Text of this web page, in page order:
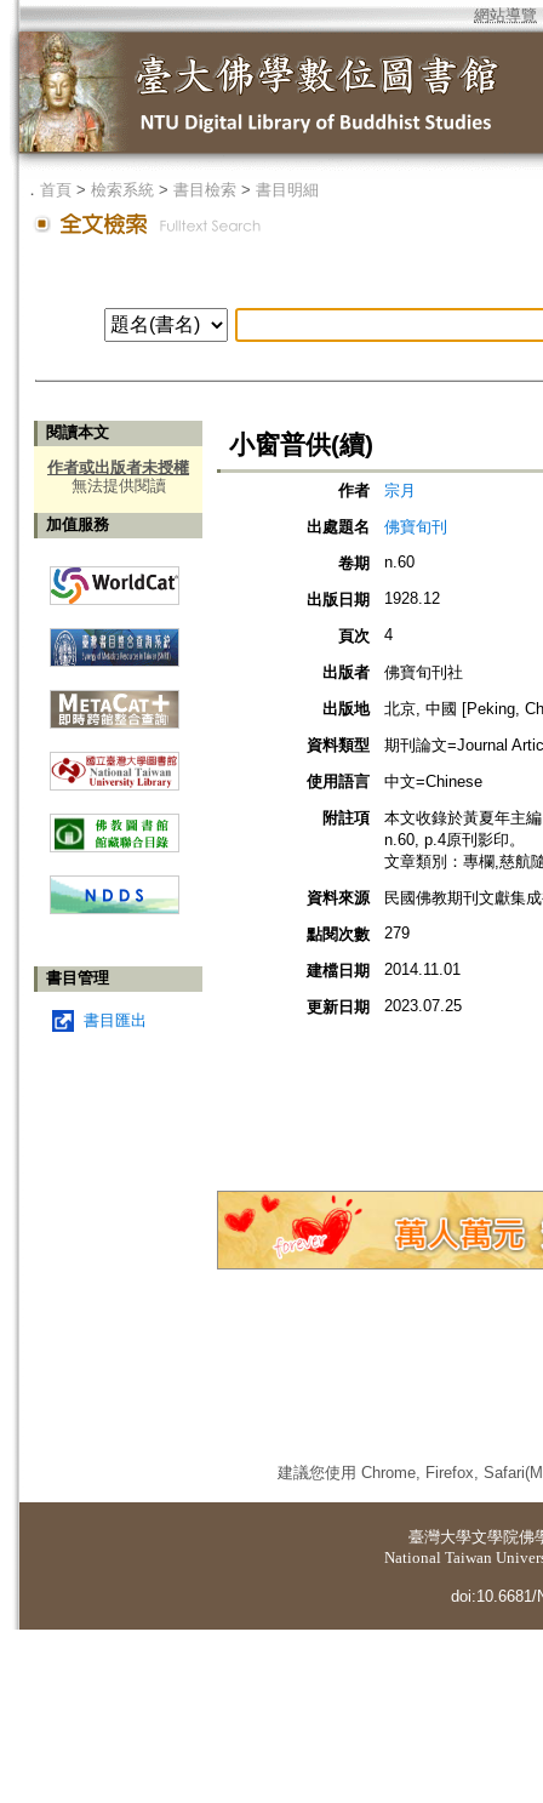
網站導覽
． 首頁 > 檢索系統 > 書目檢索 > 書目明細
閱讀本文
作者或出版者未授權
無法提供閱讀
加值服務
書目管理
書目匯出
小窗普供(續)
作者
宗月
出處題名
佛寶旬刊
卷期
n.60
出版日期 1928.12
頁次 4
出版者
佛寶旬刊社
出版地
北京, 中國 [Peking,
資料類型
期刊論文=Journal
使用語言
中文=Chinese
附註項
本文收錄於黃夏年主
n.60, p.4原刊影印。
文章類別：專欄,慈航
資料來源
民國佛教期刊文獻集
點閱次數
279
建檔日期 2014.11.01
更新日期 2023.07.25
建議您使用 Chrome, Firefox,
臺灣大學文學院佛
National Taiwan
doi:10.6681/